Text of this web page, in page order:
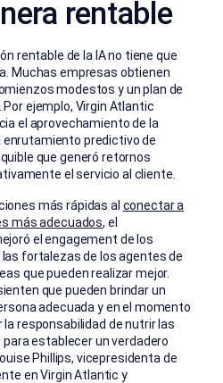
rentable
rentable de la IA no tiene que
Muchas empresas obtienen
modestos y un plan de
ejemplo, Virgin Atlantic
el aprovechamiento de la
predictivo de
que generó retornos
el servicio al cliente.
más rápidas al conectar a
más adecuados, el
el engagement de los
fortalezas de los agentes de
que pueden realizar mejor.
que pueden brindar un
adecuada y en el momento
responsabilidad de nutrir las
establecer un verdadero
Phillips, vicepresidenta de
en Virgin Atlantic y